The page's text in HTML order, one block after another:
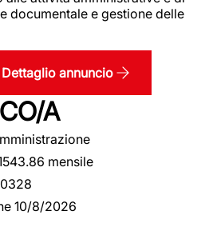
documentale e gestione delle
Dettaglio annuncio
A
mensile
10/8/2026